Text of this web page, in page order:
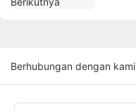
Berhubungan dengan kami